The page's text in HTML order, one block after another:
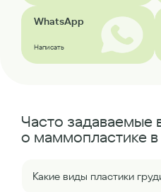
WhatsApp
Написать
Часто задаваемые
о маммопластике
Какие виды пластики